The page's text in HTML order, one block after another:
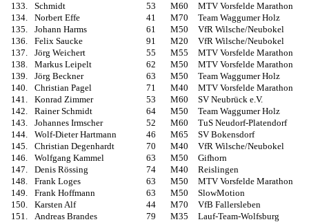
133.
Schmidt
53 M60
MTV Vorsfelde Marathon
134.
Norbert Effe 41 M70
Team Waggumer Holz
135.
Johann Harms 61 M50
VfR Wilsche/Neubokel
136.
Felix Saucke 91 M20
VfR Wilsche/Neubokel
137.
Jörg Weichert 55 M55
MTV Vorsfelde Marathon
138.
Markus Leipelt 62 M50
MTV Vorsfelde Marathon
139.
Jörg Beckner 63 M50
Team Waggumer Holz
140.
Christian Pagel 71 M40
MTV Vorsfelde Marathon
141.
Konrad Zimmer 53 M60
SV Neubrück e.V.
142.
Rainer Schmidt 64 M50
Team Waggumer Holz
143.
Johannes Irmscher 52 M60
TuS Neudorf-Platendorf
144.
Wolf-Dieter Hartmann 46 M65
SV Bokensdorf
145.
Christian Degenhardt 70 M40
VfR Wilsche/Neubokel
146.
Wolfgang Kammel 63 M50
Gifhorn
147.
Denis Rössing 74 M40
Reislingen
148.
Frank Loges 63 M50
MTV Vorsfelde Marathon
149.
Frank Hoffmann 63 M50
SlowMotion
150.
Karsten Alf 44 M70
VfB Fallersleben
151.
Andreas Brandes 79 M35
Lauf-Team-Wolfsburg